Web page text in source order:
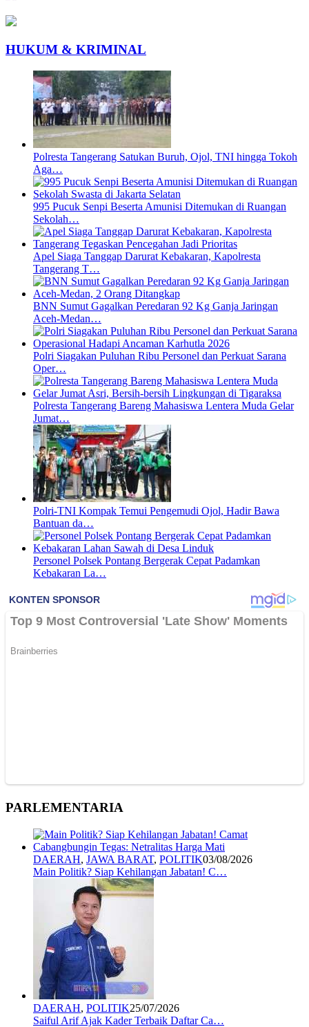
HUKUM & KRIMINAL
Polresta Tangerang Satukan Buruh, Ojol, TNI hingga Tokoh
Aga…
995 Pucuk Senpi Beserta Amunisi Ditemukan di Ruangan
Sekolah…
Apel Siaga Tanggap Darurat Kebakaran, Kapolresta
Tangerang T…
BNN Sumut Gagalkan Peredaran 92 Kg Ganja Jaringan
Aceh-Medan…
Polri Siagakan Puluhan Ribu Personel dan Perkuat Sarana
Oper…
Polresta Tangerang Bareng Mahasiswa Lentera Muda Gelar
Jumat…
Polri-TNI Kompak Temui Pengemudi Ojol, Hadir Bawa
Bantuan da…
Personel Polsek Pontang Bergerak Cepat Padamkan
Kebakaran La…
PARLEMENTARIA
DAERAH, JAWA BARAT, POLITIK03/08/2026
Main Politik? Siap Kehilangan Jabatan! C…
DAERAH, POLITIK25/07/2026
Saiful Arif Ajak Kader Terbaik Daftar Ca…